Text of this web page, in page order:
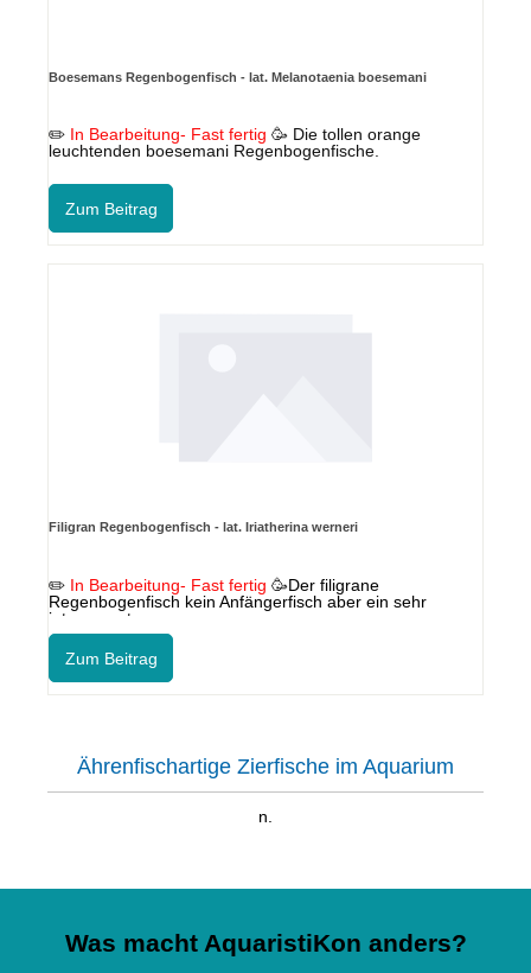
Boesemans Regenbogenfisch - lat. Melanotaenia boesemani
✏️ In Bearbeitung- Fast fertig 🥳 Die tollen orange
leuchtenden boesemani Regenbogenfische.
Zum Beitrag
Filigran Regenbogenfisch - lat. Iriatherina werneri
✏️ In Bearbeitung- Fast fertig 🥳Der filigrane
Regenbogenfisch kein Anfängerfisch aber ein sehr
interessanter.
Zum Beitrag
Ährenfischartige Zierfische im Aquarium
n.
Was macht AquaristiKon anders?